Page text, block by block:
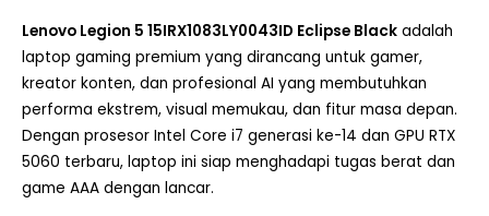
Lenovo Legion 5 15IRX1083LY0043ID Eclipse Black adalah
laptop gaming premium yang dirancang untuk gamer,
kreator konten, dan profesional AI yang membutuhkan
performa ekstrem, visual memukau, dan fitur masa depan.
Dengan prosesor Intel Core i7 generasi ke-14 dan GPU RTX
5060 terbaru, laptop ini siap menghadapi tugas berat dan
game AAA dengan lancar.